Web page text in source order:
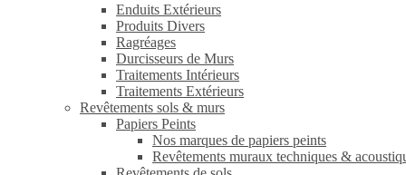
Enduits Extérieurs
Produits Divers
Ragréages
Durcisseurs de Murs
Traitements Intérieurs
Traitements Extérieurs
Revêtements sols & murs
Papiers Peints
Nos marques de papiers peints
Revêtements muraux techniques &